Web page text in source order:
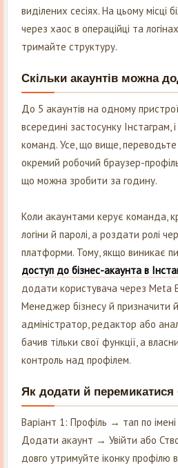
виділених сесіях. На цьому місці
через хаос в операційці та
тримайте структуру.
Скільки акаунтів можна
До 5 акаунтів на одному
всередині застосунку Інстаграм,
команд. Усе, що вище,
окремий робочий браузер-
що можна зробити за годину.
Коли акаунтами керує команда,
логіни й паролі, а роздати ролі
платформи. Тому, якщо виникає
доступ до бізнес-акаунта в
додати користувача через Meta
Менеджер бізнесу й призначити
адміністратор, редактор або
бачив тільки свої функції, а
контроль над профілем.
Як додати й перемикатися
Варіант 1: Профіль → тап по
Додати акаунт → Увійти або
довго утримуйте іконку